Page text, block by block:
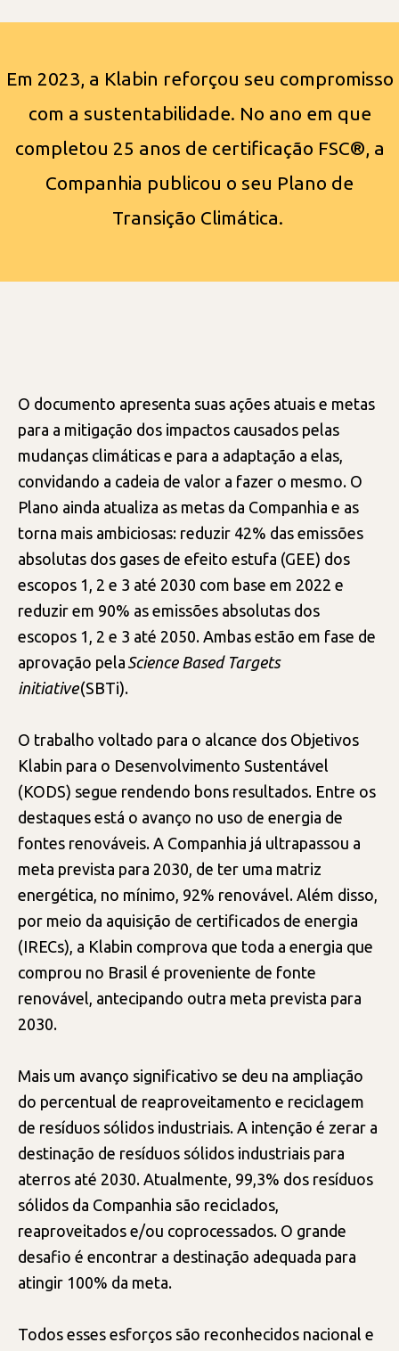
Em 2023, a Klabin reforçou seu compromisso
com a sustentabilidade. No ano em que
completou 25 anos de certificação FSC®, a
Companhia publicou o seu Plano de
Transição Climática.
O documento apresenta suas ações atuais e metas
para a mitigação dos impactos causados pelas
mudanças climáticas e para a adaptação a elas,
convidando a cadeia de valor a fazer o mesmo. O
Plano ainda atualiza as metas da Companhia e as
torna mais ambiciosas: reduzir 42% das emissões
absolutas dos gases de efeito estufa (GEE) dos
escopos 1, 2 e 3 até 2030 com base em 2022 e
reduzir em 90% as emissões absolutas dos
escopos 1, 2 e 3 até 2050. Ambas estão em fase de
aprovação pela Science Based Targets
initiative(SBTi).
O trabalho voltado para o alcance dos Objetivos
Klabin para o Desenvolvimento Sustentável
(KODS) segue rendendo bons resultados. Entre os
destaques está o avanço no uso de energia de
fontes renováveis. A Companhia já ultrapassou a
meta prevista para 2030, de ter uma matriz
energética, no mínimo, 92% renovável. Além disso,
por meio da aquisição de certificados de energia
(IRECs), a Klabin comprova que toda a energia que
comprou no Brasil é proveniente de fonte
renovável, antecipando outra meta prevista para
2030.
Mais um avanço significativo se deu na ampliação
do percentual de reaproveitamento e reciclagem
de resíduos sólidos industriais. A intenção é zerar a
destinação de resíduos sólidos industriais para
aterros até 2030. Atualmente, 99,3% dos resíduos
sólidos da Companhia são reciclados,
reaproveitados e/ou coprocessados. O grande
desafio é encontrar a destinação adequada para
atingir 100% da meta.
Todos esses esforços são reconhecidos nacional e